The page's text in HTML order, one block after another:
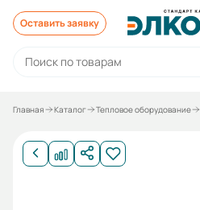
Оставить заявку
Главная Каталог Тепловое оборудование